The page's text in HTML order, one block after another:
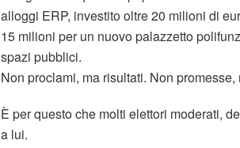
alloggi ERP, investito oltre 20 milioni di
15 milioni per un nuovo palazzetto
spazi pubblici.
Non proclami, ma risultati. Non promesse,
È per questo che molti elettori moderati,
a lui.